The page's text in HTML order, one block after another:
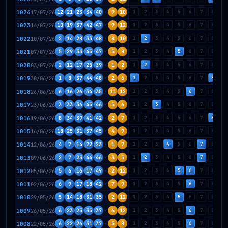
102417/07/26 12 21 23 34 40 9 10 1 2 3 4 5 6 7 8
102314/07/26 10 19 37 42 47 9 12 1 2 3 4 5 6 7 8
102210/07/26 2 14 28 33 48 8 10 1 2 3 4 5 6 7 8
102107/07/26 5 29 33 45 47 5 8 1 2 3 4 5 6 7 8
102003/07/26 2 12 17 25 39 1 2 1 2 3 4 5 6 7 8
101930/06/26 1 8 37 44 48 2 6 1 2 3 4 5 6 7 8
101826/06/26 6 16 26 34 35 11 12 1 2 3 4 5 6 7 8
101723/06/26 3 33 36 45 46 5 6 1 2 3 4 5 6 7 8
101619/06/26 8 34 39 41 42 2 7 1 2 3 4 5 6 7 8
101516/06/26 18 25 31 37 45 4 9 1 2 3 4 5 6 7 8
101412/06/26 4 7 14 22 23 1 7 1 2 3 4 5 6 7 8
101309/06/26 2 7 23 44 46 3 5 1 2 3 4 5 6 7 8
101205/06/26 5 6 16 17 49 2 12 1 2 3 4 5 6 7 8
101102/06/26 6 9 17 18 42 7 9 1 2 3 4 5 6 7 8
101029/05/26 5 14 18 31 35 2 12 1 2 3 4 5 6 7 8
100926/05/26 6 23 25 35 37 6 12 1 2 3 4 5 6 7 8
100822/05/26 6 22 26 31 37 5 8 1 2 3 4 5 6 7 8